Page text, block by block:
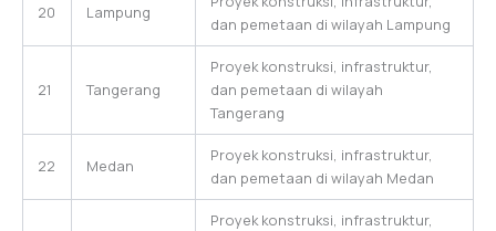
20 Lampung
dan pemetaan di wilayah Lampung
21 Tangerang
Proyek konstruksi, infrastruktur,
dan pemetaan di wilayah
Tangerang
22 Medan
Proyek konstruksi, infrastruktur,
dan pemetaan di wilayah Medan
Proyek konstruksi, infrastruktur,